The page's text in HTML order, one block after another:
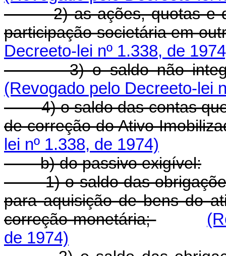
2) as ações, quotas e
participação societária em
Decreeto-lei nº 1.338, de
3) o saldo não
(Revogado pelo Decreeto-lei
4) o saldo das contas que,
de correção do Ativo
lei nº 1.338, de 1974)
b) do passivo exigível:
1) o saldo das obrigações
para aquisição de bens do
correção monetária;
de 1974)